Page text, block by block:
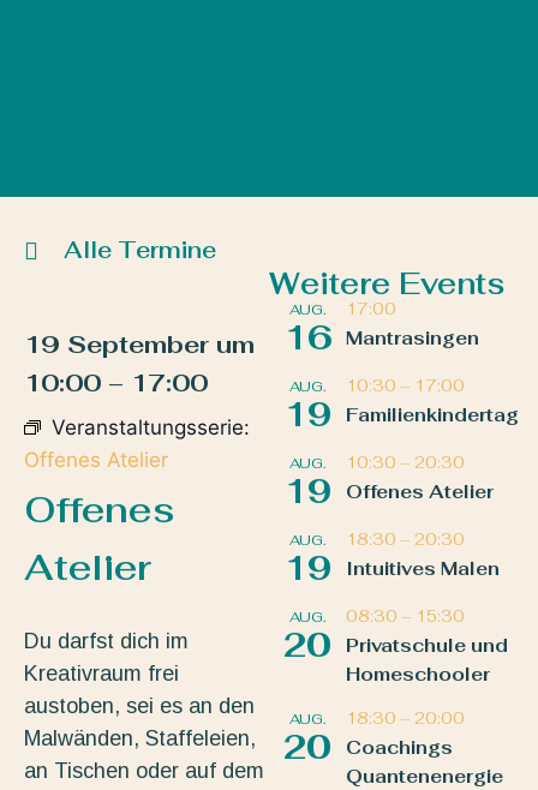
Alle Termine
19 September um
10:00 – 17:00
Veranstaltungsserie:
Offenes Atelier
Offenes
Atelier
Du darfst dich im
Kreativraum frei
austoben, sei es an den
Malwänden, Staffeleien,
an Tischen oder auf dem
Weitere Events
AUG.
16
17:00
Mantrasingen
AUG.
19
10:30 – 17:00
Familienkindertag
AUG.
19
10:30 – 20:30
Offenes Atelier
AUG.
19
18:30 – 20:30
Intuitives Malen
AUG.
20
08:30 – 15:30
Privatschule und
Homeschooler
AUG.
20
18:30 – 20:00
Coachings
Quantenenergie